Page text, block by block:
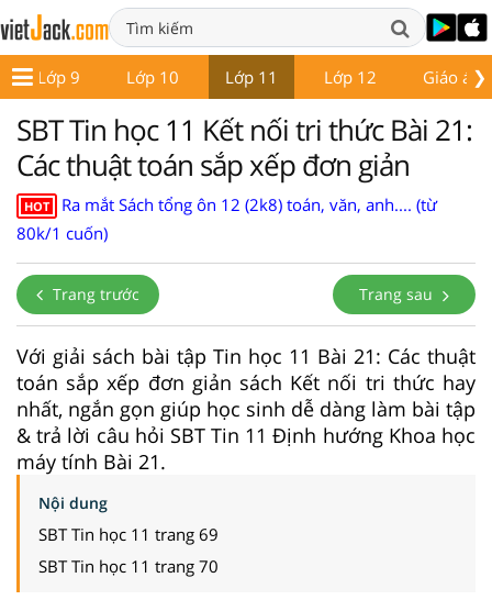
❯
Lớp 9 Lớp 10 Lớp 11 Lớp 12 Giáo án
SBT Tin học 11 Kết nối tri thức Bài 21:
Các thuật toán sắp xếp đơn giản
HOT
Ra mắt Sách tổng ôn 12 (2k8) toán, văn, anh.... (từ
80k/1 cuốn)
Trang trước Trang sau
Với giải sách bài tập Tin học 11 Bài 21: Các thuật
toán sắp xếp đơn giản sách Kết nối tri thức hay
nhất, ngắn gọn giúp học sinh dễ dàng làm bài tập
& trả lời câu hỏi SBT Tin 11 Định hướng Khoa học
máy tính Bài 21.
Nội dung
SBT Tin học 11 trang 69
SBT Tin học 11 trang 70